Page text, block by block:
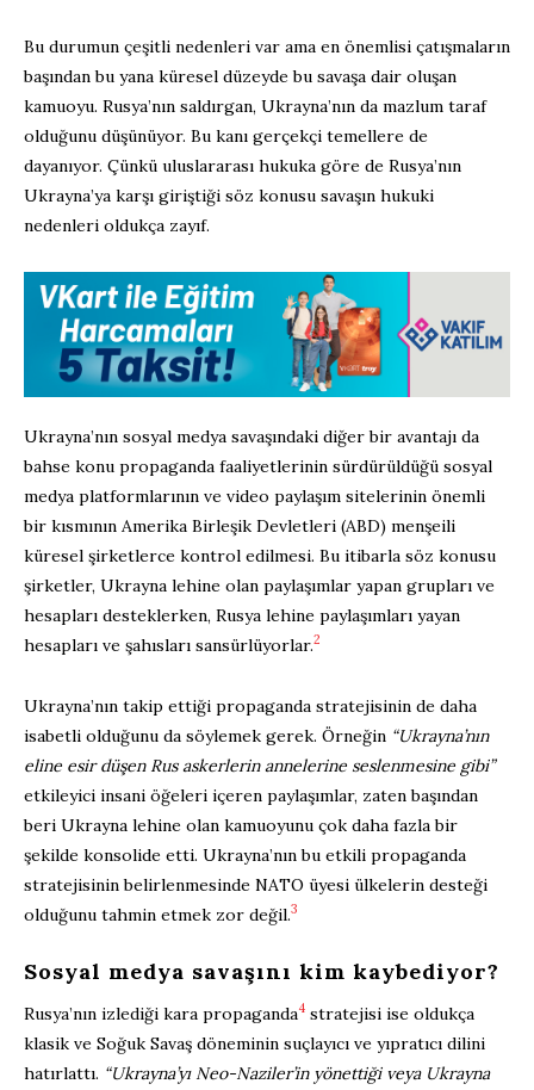
Bu durumun çeşitli nedenleri var ama en önemlisi çatışmaların
başından bu yana küresel düzeyde bu savaşa dair oluşan
kamuoyu. Rusya’nın saldırgan, Ukrayna’nın da mazlum taraf
olduğunu düşünüyor. Bu kanı gerçekçi temellere de
dayanıyor. Çünkü uluslararası hukuka göre de Rusya’nın
Ukrayna’ya karşı giriştiği söz konusu savaşın hukuki
nedenleri oldukça zayıf.
Ukrayna’nın sosyal medya savaşındaki diğer bir avantajı da
bahse konu propaganda faaliyetlerinin sürdürüldüğü sosyal
medya platformlarının ve video paylaşım sitelerinin önemli
bir kısmının Amerika Birleşik Devletleri (ABD) menşeili
küresel şirketlerce kontrol edilmesi. Bu itibarla söz konusu
şirketler, Ukrayna lehine olan paylaşımlar yapan grupları ve
hesapları desteklerken, Rusya lehine paylaşımları yayan
hesapları ve şahısları sansürlüyorlar.2
Ukrayna’nın takip ettiği propaganda stratejisinin de daha
isabetli olduğunu da söylemek gerek. Örneğin “Ukrayna’nın
eline esir düşen Rus askerlerin annelerine seslenmesine gibi”
etkileyici insani öğeleri içeren paylaşımlar, zaten başından
beri Ukrayna lehine olan kamuoyunu çok daha fazla bir
şekilde konsolide etti. Ukrayna’nın bu etkili propaganda
stratejisinin belirlenmesinde NATO üyesi ülkelerin desteği
olduğunu tahmin etmek zor değil.3
Sosyal medya savaşını kim kaybediyor?
Rusya’nın izlediği kara propaganda4 stratejisi ise oldukça
klasik ve Soğuk Savaş döneminin suçlayıcı ve yıpratıcı dilini
hatırlattı. “Ukrayna’yı Neo-Naziler’in yönettiği veya Ukrayna